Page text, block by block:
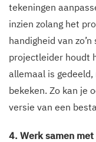
tekeningen
inzien zolang het
handigheid van
projectleider houdt
allemaal is
bekeken. Zo kan je
versie van een
4. Werk samen